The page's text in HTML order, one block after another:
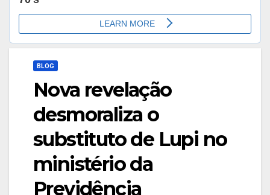
BLOG
Nova revelação
desmoraliza o
substituto de Lupi no
ministério da
Previdência